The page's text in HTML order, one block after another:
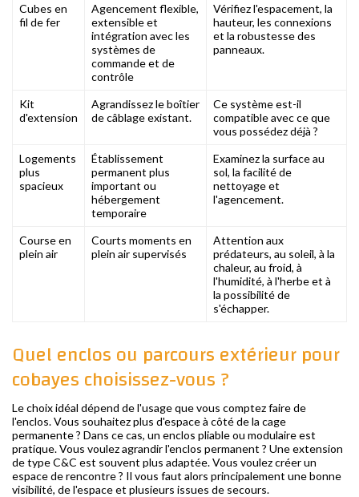
Cubes en
fil de fer
Agencement flexible,
extensible et
intégration avec les
systèmes de
commande et de
contrôle
Vérifiez l'espacement, la
hauteur, les connexions
et la robustesse des
panneaux.
Kit
d'extension
Agrandissez le boîtier
de câblage existant.
Ce système est-il
compatible avec ce que
vous possédez déjà ?
Logements
plus
spacieux
Établissement
permanent plus
important ou
hébergement
temporaire
Examinez la surface au
sol, la facilité de
nettoyage et
l'agencement.
Course en
plein air
Courts moments en
plein air supervisés
Attention aux
prédateurs, au soleil, à la
chaleur, au froid, à
l'humidité, à l'herbe et à
la possibilité de
s'échapper.
Quel enclos ou parcours extérieur pour
cobayes choisissez-vous ?
Le choix idéal dépend de l'usage que vous comptez faire de
l'enclos. Vous souhaitez plus d'espace à côté de la cage
permanente ? Dans ce cas, un enclos pliable ou modulaire est
pratique. Vous voulez agrandir l'enclos permanent ? Une extension
de type C&C est souvent plus adaptée. Vous voulez créer un
espace de rencontre ? Il vous faut alors principalement une bonne
visibilité, de l'espace et plusieurs issues de secours.